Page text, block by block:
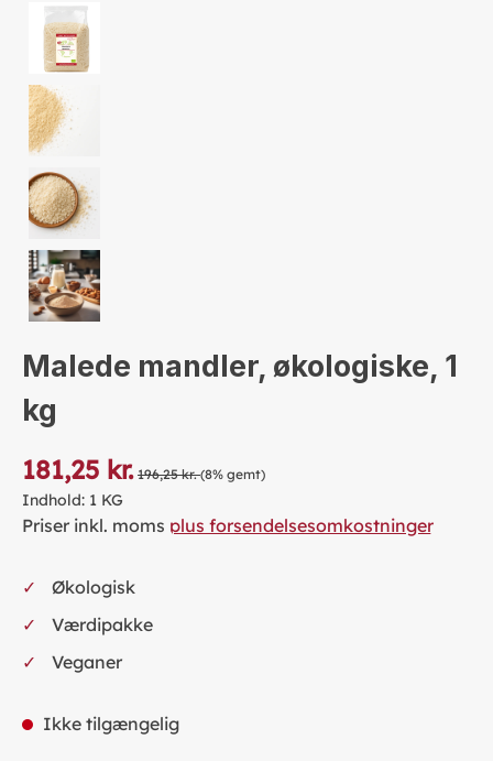
Malede mandler, økologiske, 1
kg
181,25 kr. 196,25 kr.(8% gemt)
Indhold: 1 KG
Priser inkl. moms plus forsendelsesomkostninger
Økologisk
Værdipakke
Veganer
Ikke tilgængelig